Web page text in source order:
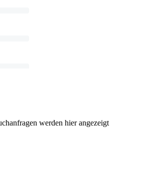
werden hier angezeigt